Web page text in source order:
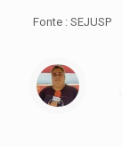
Fonte : SEJUSP